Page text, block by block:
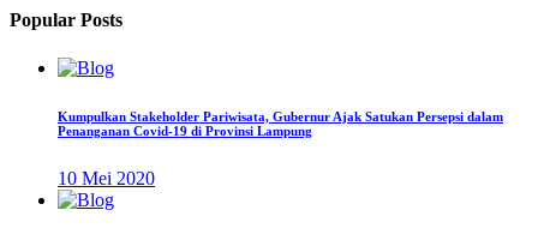
Popular Posts
Kumpulkan Stakeholder Pariwisata, Gubernur Ajak Satukan Persepsi dalam
Penanganan Covid-19 di Provinsi Lampung
10 Mei 2020